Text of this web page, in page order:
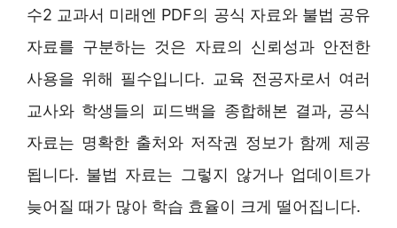
수2 교과서 미래엔 PDF의 공식 자료와 불법 공유
자료를 구분하는 것은 자료의 신뢰성과 안전한
사용을 위해 필수입니다. 교육 전공자로서 여러
교사와 학생들의 피드백을 종합해본 결과, 공식
자료는 명확한 출처와 저작권 정보가 함께 제공
됩니다. 불법 자료는 그렇지 않거나 업데이트가
늦어질 때가 많아 학습 효율이 크게 떨어집니다.